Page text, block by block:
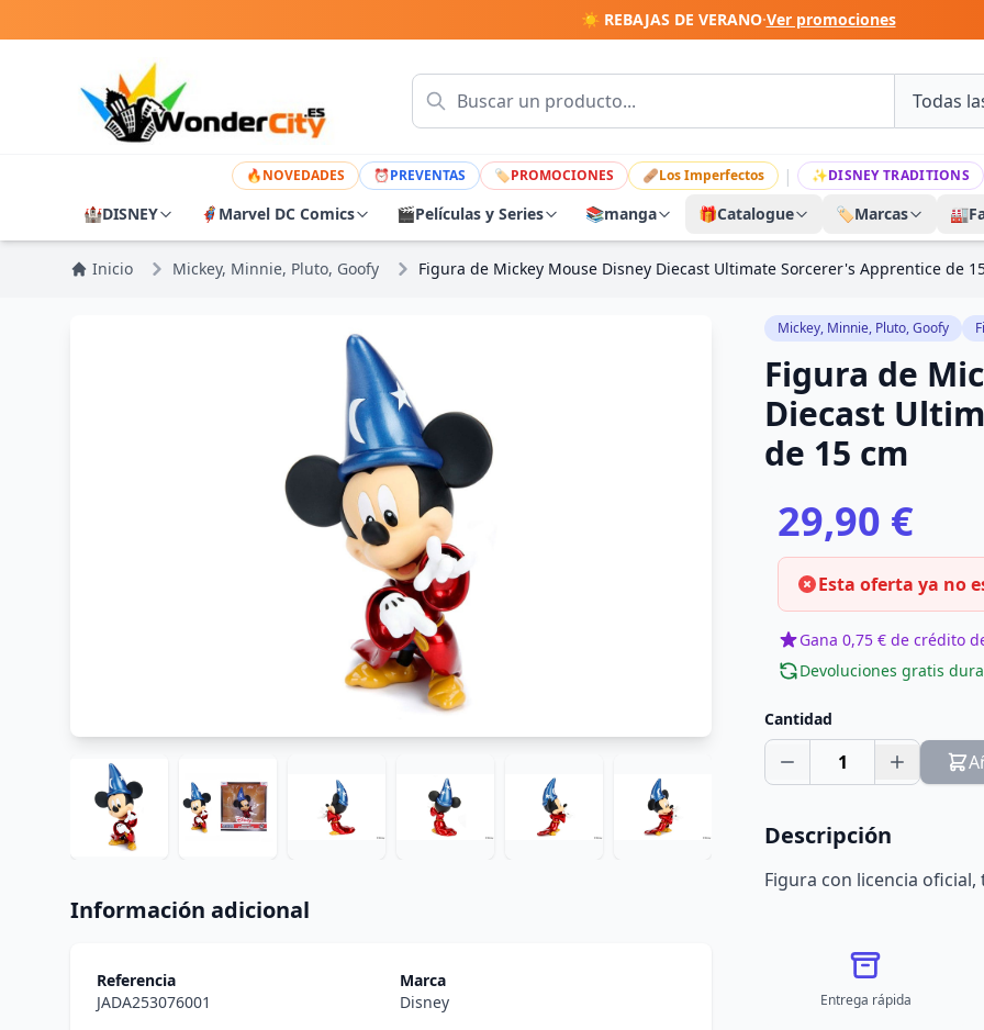
☀️ REBAJAS DE VERANO·Ver promociones
🔥NOVEDADES ⏰PREVENTAS 🏷PROMOCIONES 🩹Los Imperfectos | ✨DISNEY TRADITIONS
🏰DISNEY 🦸 Marvel DC Comics 🎬Películas y Series 📚manga 🎁Catalogue 🏷️Marcas 🏭
Inicio Mickey, Minnie, Pluto, Goofy Figura de Mickey Mouse Disney Diecast Ultimate Sorcerer's Apprentice de
Información adicional
Referencia
JADA253076001
Marca
Disney
Mickey, Minnie, Pluto, Goofy
Figura de
Diecast
de 15 cm
29,90 €
Esta oferta ya no
Gana 0,75 € de crédito
Devoluciones gratis
Cantidad
1
Descripción
Figura con licencia
Entrega rápida